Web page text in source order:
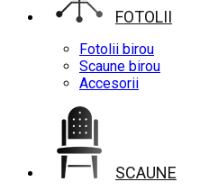
FOTOLII
Fotolii birou
Scaune birou
Accesorii
SCAUNE